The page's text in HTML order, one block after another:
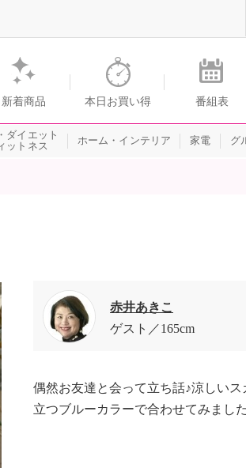
ッピングのショップチャンネル
新着商品 本日お買い得 番組表
ダイエット
ットネス
ホーム・インテリア 家電 グ
赤井あきこ
ゲスト
165cm
偶然お友達と会って立ち話♪涼しい
立つブルーカラーで合わせてみました